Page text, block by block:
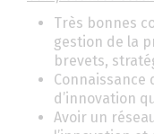
Très bonnes
gestion de la
brevets,
Connaissance
d’innovation
Avoir un